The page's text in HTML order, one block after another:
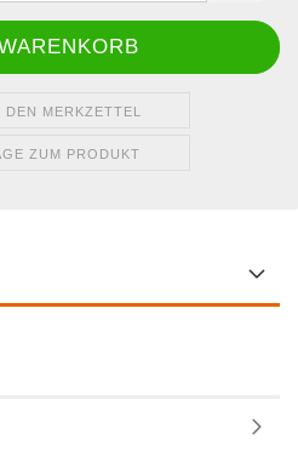
DEN MERKZETTEL
ZUM PRODUKT